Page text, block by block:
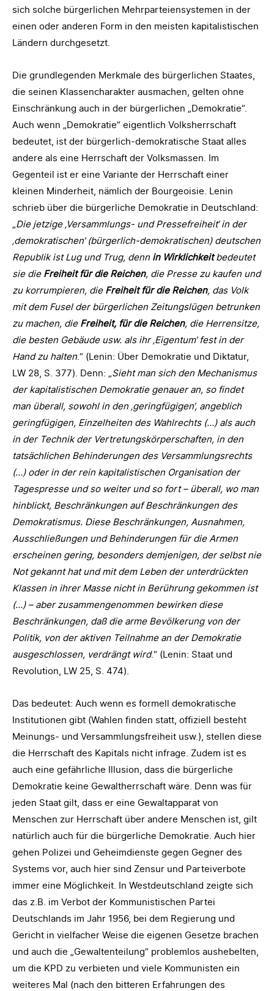
sich solche bürgerlichen Mehrparteiensystemen in der
einen oder anderen Form in den meisten kapitalistischen
Ländern durchgesetzt.
Die grundlegenden Merkmale des bürgerlichen Staates,
die seinen Klassencharakter ausmachen, gelten ohne
Einschränkung auch in der bürgerlichen „Demokratie“.
Auch wenn „Demokratie“ eigentlich Volksherrschaft
bedeutet, ist der bürgerlich-demokratische Staat alles
andere als eine Herrschaft der Volksmassen. Im
Gegenteil ist er eine Variante der Herrschaft einer
kleinen Minderheit, nämlich der Bourgeoisie. Lenin
schrieb über die bürgerliche Demokratie in Deutschland:
„Die jetzige ‚Versammlungs- und Pressefreiheit‘ in der
‚demokratischen‘ (bürgerlich-demokratischen) deutschen
Republik ist Lug und Trug, denn in Wirklichkeitbedeutet
sie die Freiheit für die Reichen, die Presse zu kaufen und
zu korrumpieren, die Freiheit für die Reichen, das Volk
mit dem Fusel der bürgerlichen Zeitungslügen betrunken
zu machen, die Freiheit, für die Reichen, die Herrensitze,
die besten Gebäude usw. als ihr ‚Eigentum‘ fest in der
Hand zu halten.“ (Lenin: Über Demokratie und Diktatur,
LW 28, S. 377). Denn: „Sieht man sich den Mechanismus
der kapitalistischen Demokratie genauer an, so findet
man überall, sowohl in den ‚geringfügigen‘, angeblich
geringfügigen, Einzelheiten des Wahlrechts (…) als auch
in der Technik der Vertretungskörperschaften, in den
tatsächlichen Behinderungen des Versammlungsrechts
(…) oder in der rein kapitalistischen Organisation der
Tagespresse und so weiter und so fort – überall, wo man
hinblickt, Beschränkungen auf Beschränkungen des
Demokratismus. Diese Beschränkungen, Ausnahmen,
Ausschließungen und Behinderungen für die Armen
erscheinen gering, besonders demjenigen, der selbst nie
Not gekannt hat und mit dem Leben der unterdrückten
Klassen in ihrer Masse nicht in Berührung gekommen ist
(…) – aber zusammengenommen bewirken diese
Beschränkungen, daß die arme Bevölkerung von der
Politik, von der aktiven Teilnahme an der Demokratie
ausgeschlossen, verdrängt wird.“ (Lenin: Staat und
Revolution, LW 25, S. 474).
Das bedeutet: Auch wenn es formell demokratische
Institutionen gibt (Wahlen finden statt, offiziell besteht
Meinungs- und Versammlungsfreiheit usw.), stellen diese
die Herrschaft des Kapitals nicht infrage. Zudem ist es
auch eine gefährliche Illusion, dass die bürgerliche
Demokratie keine Gewaltherrschaft wäre. Denn was für
jeden Staat gilt, dass er eine Gewaltapparat von
Menschen zur Herrschaft über andere Menschen ist, gilt
natürlich auch für die bürgerliche Demokratie. Auch hier
gehen Polizei und Geheimdienste gegen Gegner des
Systems vor, auch hier sind Zensur und Parteiverbote
immer eine Möglichkeit. In Westdeutschland zeigte sich
das z.B. im Verbot der Kommunistischen Partei
Deutschlands im Jahr 1956, bei dem Regierung und
Gericht in vielfacher Weise die eigenen Gesetze brachen
und auch die „Gewaltenteilung“ problemlos aushebelten,
um die KPD zu verbieten und viele Kommunisten ein
weiteres Mal (nach den bitteren Erfahrungen des